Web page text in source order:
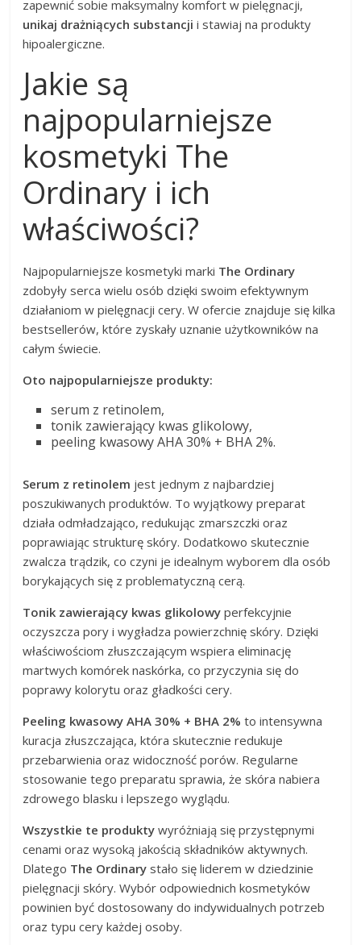
zapewnić sobie maksymalny komfort w pielęgnacji,
unikaj drażniących substancji i stawiaj na produkty
hipoalergiczne.
Jakie są
najpopularniejsze
kosmetyki The
Ordinary i ich
właściwości?
Najpopularniejsze kosmetyki marki The Ordinary
zdobyły serca wielu osób dzięki swoim efektywnym
działaniom w pielęgnacji cery. W ofercie znajduje się kilka
bestsellerów, które zyskały uznanie użytkowników na
całym świecie.
Oto najpopularniejsze produkty:
serum z retinolem,
tonik zawierający kwas glikolowy,
peeling kwasowy AHA 30% + BHA 2%.
Serum z retinolem jest jednym z najbardziej
poszukiwanych produktów. To wyjątkowy preparat
działa odmładzająco, redukując zmarszczki oraz
poprawiając strukturę skóry. Dodatkowo skutecznie
zwalcza trądzik, co czyni je idealnym wyborem dla osób
borykających się z problematyczną cerą.
Tonik zawierający kwas glikolowy perfekcyjnie
oczyszcza pory i wygładza powierzchnię skóry. Dzięki
właściwościom złuszczającym wspiera eliminację
martwych komórek naskórka, co przyczynia się do
poprawy kolorytu oraz gładkości cery.
Peeling kwasowy AHA 30% + BHA 2% to intensywna
kuracja złuszczająca, która skutecznie redukuje
przebarwienia oraz widoczność porów. Regularne
stosowanie tego preparatu sprawia, że skóra nabiera
zdrowego blasku i lepszego wyglądu.
Wszystkie te produkty wyróżniają się przystępnymi
cenami oraz wysoką jakością składników aktywnych.
Dlatego The Ordinary stało się liderem w dziedzinie
pielęgnacji skóry. Wybór odpowiednich kosmetyków
powinien być dostosowany do indywidualnych potrzeb
oraz typu cery każdej osoby.